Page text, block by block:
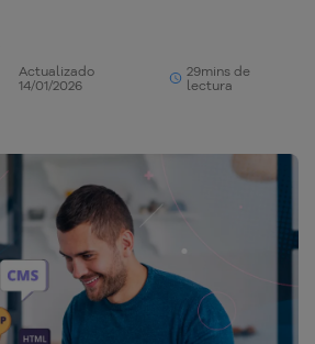
Actualizado
14/01/2026
29mins de
lectura